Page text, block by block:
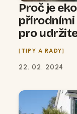
Proč je
pro
TIPY A RADY
22. 02. 2024